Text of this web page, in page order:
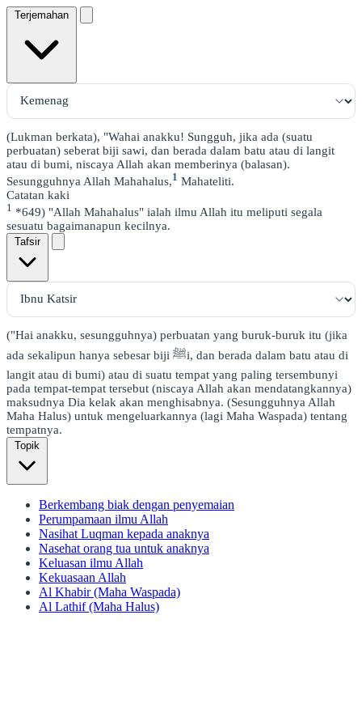
Terjemahan
(Lukman berkata), "Wahai anakku! Sungguh, jika ada (suatu
perbuatan) seberat biji sawi, dan berada dalam batu atau di langit
atau di bumi, niscaya Allah akan memberinya (balasan).
Sesungguhnya Allah Mahahalus,1 Mahateliti.
Catatan kaki
1 *649) "Allah Mahahalus" ialah ilmu Allah itu meliputi segala
sesuatu bagaimanapun kecilnya.
Tafsir
("Hai anakku, sesungguhnya) perbuatan yang buruk-buruk itu (jika
ada sekalipun hanya sebesar biji ﷺi, dan berada dalam batu atau di
langit atau di bumi) atau di suatu tempat yang paling tersembunyi
pada tempat-tempat tersebut (niscaya Allah akan mendatangkannya)
maksudnya Dia kelak akan menghisabnya. (Sesungguhnya Allah
Maha Halus) untuk mengeluarkannya (lagi Maha Waspada) tentang
tempatnya.
Topik
Berkembang biak dengan penyemaian
Perumpamaan ilmu Allah
Nasihat Luqman kepada anaknya
Nasehat orang tua untuk anaknya
Keluasan ilmu Allah
Kekuasaan Allah
Al Khabir (Maha Waspada)
Al Lathif (Maha Halus)